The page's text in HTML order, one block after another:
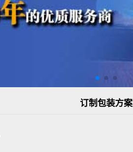
订制包装方案